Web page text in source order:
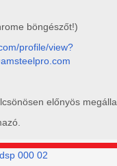
böngészőt!)
profile/view?
előnyös